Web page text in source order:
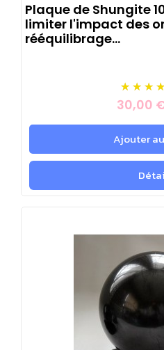
Plaque de Shungite
limiter l'impact des
rééquilibrage...
30,00
Ajouter